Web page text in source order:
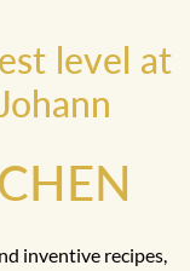
level at
inventive recipes,